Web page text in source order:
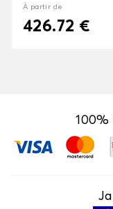
À partir de
426.72 €
100%